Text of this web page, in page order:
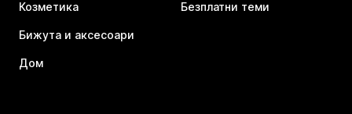
Козметика
Бижута и аксесоари
Дом
Безплатни теми